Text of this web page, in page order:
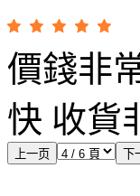
價錢非
快 收貨
上一页 下